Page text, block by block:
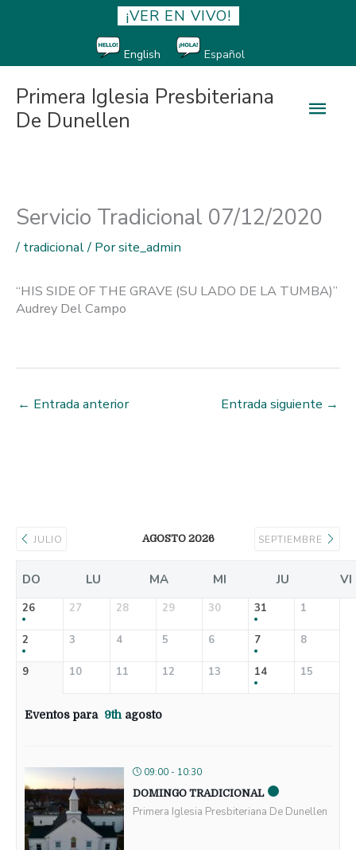
¡VER EN VIVO!
English Español
Primera Iglesia Presbiteriana
De Dunellen
Servicio Tradicional 07/12/2020
/ tradicional/ Porsite_admin
“HIS SIDE OF THE GRAVE (SU LADO DE LA TUMBA)”
Audrey Del Campo
← Entrada anterior Entrada siguiente →
JULIO AGOSTO 2026 SEPTIEMBRE
DO LU MA MI JU VI
26 27 28 29 30 31 1
2 3 4 5 6 7 8
9 10 11 12 13 14 15
Eventos para 9th agosto
09:00 - 10:30
DOMINGO TRADICIONAL
Primera Iglesia Presbiteriana De Dunellen